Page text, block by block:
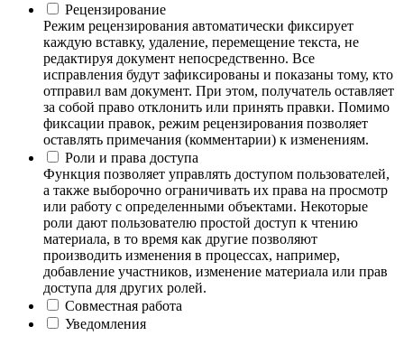
Рецензирование
Режим рецензирования автоматически фиксирует
каждую вставку, удаление, перемещение текста, не
редактируя документ непосредственно. Все
исправления будут зафиксированы и показаны тому, кто
отправил вам документ. При этом, получатель оставляет
за собой право отклонить или принять правки. Помимо
фиксации правок, режим рецензирования позволяет
оставлять примечания (комментарии) к изменениям.
Роли и права доступа
Функция позволяет управлять доступом пользователей,
а также выборочно ограничивать их права на просмотр
или работу с определенными объектами. Некоторые
роли дают пользователю простой доступ к чтению
материала, в то время как другие позволяют
производить изменения в процессах, например,
добавление участников, изменение материала или прав
доступа для других ролей.
Совместная работа
Уведомления